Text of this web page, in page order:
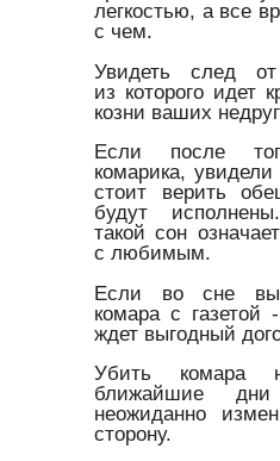
легкостью, а все
с чем.
Увидеть след
из которого идет
козни ваших
Если после
комарика,
стоит верить
будут
такой сон
с любимым.
Если во сне вы
комара с
ждет выгодный
Убить
ближайшие
неожиданно
сторону.